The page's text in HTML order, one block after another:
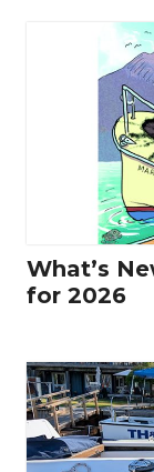
What’s
for 2026